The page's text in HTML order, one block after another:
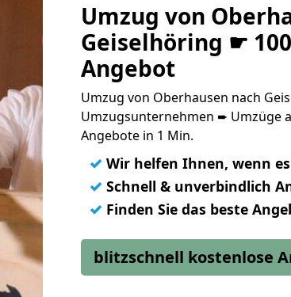
Umzug von
Geiselhöring ☛
Angebot
Umzug von Oberhausen nach
Umzugsunternehmen ➨ Umzüge
Angebote in 1 Min.
✓ Wir helfen Ihnen, wenn
✓ Schnell & unverbindlich
✓ Finden Sie das beste
blitzschnell kostenlose